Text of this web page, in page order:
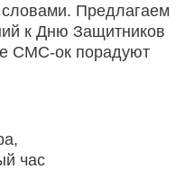
Предлагаем
к Дню Защитников
СМС-ок порадуют
час